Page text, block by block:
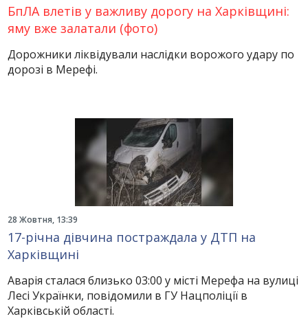
БпЛА влетів у важливу дорогу на Харківщині:
яму вже залатали (фото)
Дорожники ліквідували наслідки ворожого удару по
дорозі в Мерефі.
28 Жовтня, 13:39
17-річна дівчина постраждала у ДТП на
Харківщині
Аварія сталася близько 03:00 у місті Мерефа на вулиці
Лесі Українки, повідомили в ГУ Нацполіції в
Харківській області.